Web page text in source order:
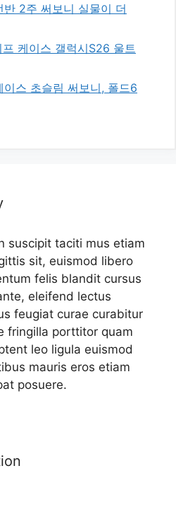
2주 써보니 실물이 더
케이스 갤럭시S26 울트
이스 초슬림 써보니, 폴드6
suscipit taciti mus etiam
sit, euismod libero
felis blandit cursus
eleifend lectus
feugiat curae curabitur
fringilla porttitor quam
leo ligula euismod
mauris eros etiam
posuere.